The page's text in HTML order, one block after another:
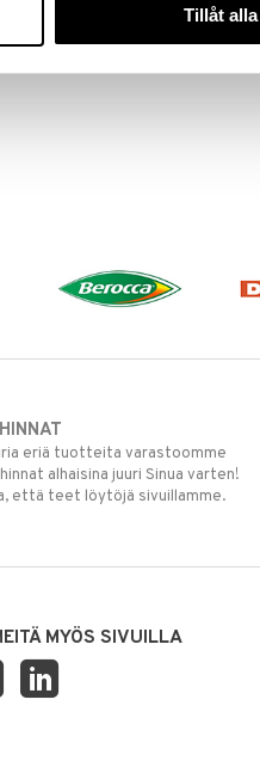
Tillåt alla
eriä tuotteita varastoomme
alhaisina juuri Sinua varten!
että teet löytöjä sivuillamme.
MYÖS SIVUILLA